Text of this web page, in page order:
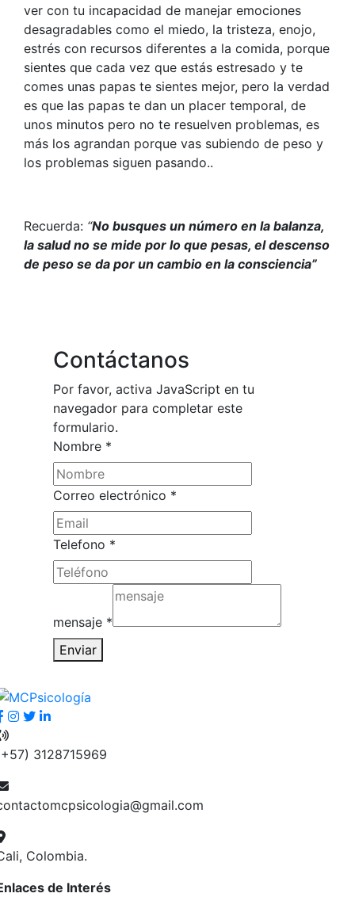
ver con tu incapacidad de manejar emociones
desagradables como el miedo, la tristeza, enojo,
estrés con recursos diferentes a la comida, porque
sientes que cada vez que estás estresado y te
comes unas papas te sientes mejor, pero la verdad
es que las papas te dan un placer temporal, de
unos minutos pero no te resuelven problemas, es
más los agrandan porque vas subiendo de peso y
los problemas siguen pasando..
Recuerda: “No busques un número en la balanza,
la salud no se mide por lo que pesas, el descenso
de peso se da por un cambio en la consciencia”
Contáctanos
Por favor, activa JavaScript en tu
navegador para completar este
formulario.
Nombre *
Nombre
Correo
mensaje
Correo electrónico *
Telefono *
mensaje *
Enviar
3128715969
Colombia.
de Interés